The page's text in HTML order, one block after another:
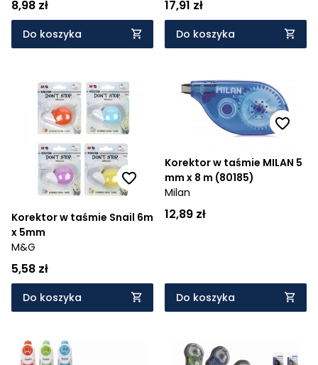
8,98 zł
Do koszyka
17,91 zł
Do koszyka
Korektor w taśmie Snail 6m
x 5mm
M&G
5,58 zł
Do koszyka
Korektor w taśmie MILAN 5
mm x 8 m (80185)
Milan
12,89 zł
Do koszyka